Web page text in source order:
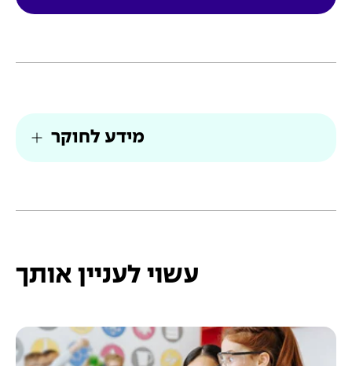
מידע לחוקר
עשוי לעניין אותך